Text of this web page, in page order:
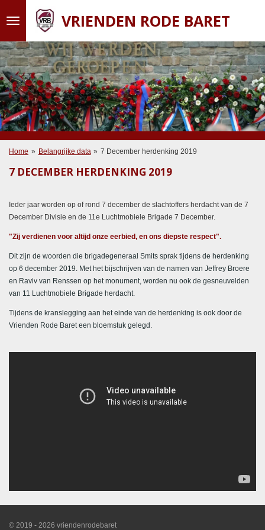
direct
de
hoofdinhoud
VRIENDEN RODE BARET
Home » Belangrijke data » 7 December herdenking 2019
7 DECEMBER HERDENKING 2019
Ieder jaar worden op of rond 7 december de slachtoffers herdacht van de 7
December Divisie en de 11e Luchtmobiele Brigade 7 December.
"Zij verdienen voor altijd onze eerbied, en ons diepste respect".
Dit zijn de woorden die brigadegeneraal Smits sprak tijdens de herdenking
op 6 december 2019. Met het bijschrijven van de namen van Jeffrey Broere
en Raviv van Renssen op het monument, worden nu ook de gesneuvelden
van 11 Luchtmobiele Brigade herdacht.
Tijdens de kranslegging aan het einde van de herdenking is ook door de
Vrienden Rode Baret een bloemstuk gelegd.
© 2019 - 2026 vriendenrodebaret